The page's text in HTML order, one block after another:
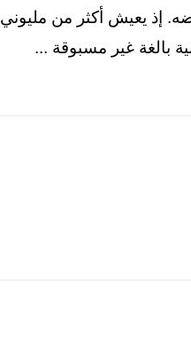
إذ يعيش أكثر من مليوني
بالغة غير مسبوقة ...